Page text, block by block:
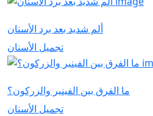
ألم شديد بعد برد الأسنان
تجميل الأسنان
ما الفرق بين الفينير والزركون؟
تجميل الأسنان